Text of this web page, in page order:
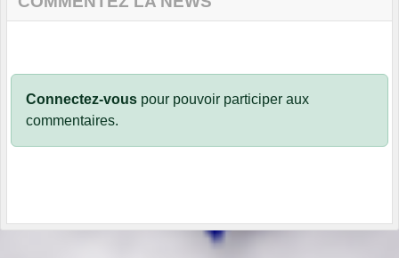
Connectez-vous pour pouvoir participer aux
commentaires.